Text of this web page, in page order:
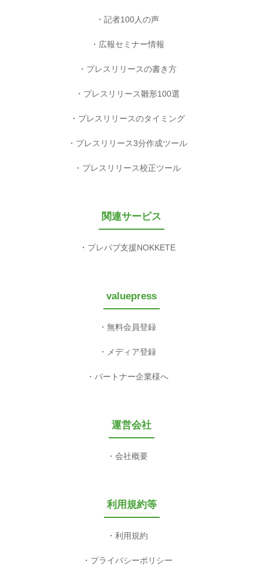
記者100人の声
広報セミナー情報
プレスリリースの書き方
プレスリリース雛形100選
プレスリリースのタイミング
プレスリリース3分作成ツール
プレスリリース校正ツール
関連サービス
プレパブ支援NOKKETE
valuepress
無料会員登録
メディア登録
パートナー企業様へ
運営会社
会社概要
利用規約等
利用規約
プライバシーポリシー